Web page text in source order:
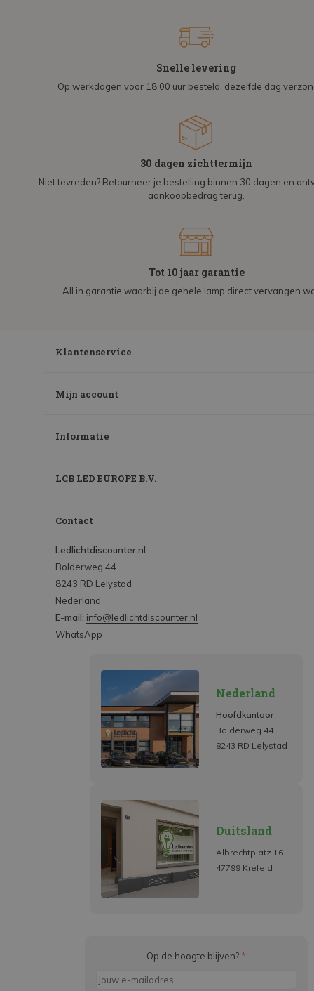
Snelle levering
Op werkdagen voor 18:00 uur besteld, dezelfde dag
30 dagen zichttermijn
Niet tevreden? Retourneer je bestelling binnen 30 dagen en
aankoopbedrag terug.
Tot 10 jaar garantie
All in garantie waarbij de gehele lamp direct vervangen
Klantenservice
Mijn account
Informatie
LCB LED EUROPE B.V.
Contact
Ledlichtdiscounter.nl
Bolderweg 44
8243 RD Lelystad
Nederland
E-mail: info@ledlichtdiscounter.nl
WhatsApp
Nederland
Hoofdkantoor
Bolderweg 44
8243 RD Lelystad
Duitsland
Albrechtplatz 16
47799 Krefeld
Op de hoogte blijven? *